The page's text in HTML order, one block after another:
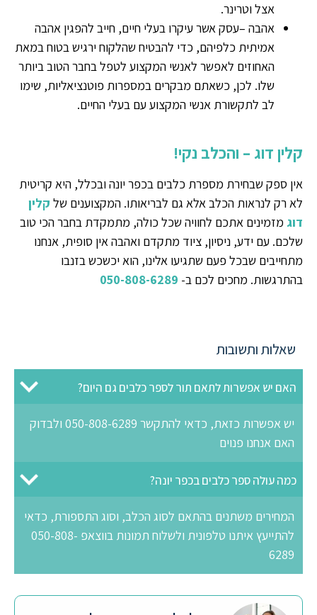
אצל וטרינר.
אהבה –עסק אשר עיקרו בעלי חיים, חייב להפגין אהבה
אמיתית כלפיהם, כדי להבטיח שהלקוח ירגיש בטוח במאת
האחוזים לאפשר לאנשי המקצוע לטפל בחבר הטוב ביותר
שלו. לכן, כשאתם מבקרים במספרות פוטנציאליות, שימו
לב לתקשורת אנשי המקצוע עם בעלי החיים.
קלין דוג – והכלב נקי!
אין ספק שבחירת מספרת כלבים בכפר יונה ובכלל, היא קריטית
לא רק לנראות הכלב אלא גם לבריאותו. המקצוענים של קלין
דוג מזמינים אתכם לחוויה שכל כולה, מתמקדת בחבר הכי טוב
שלכם. עם ידע, ניסיון, ציוד מתקדם ואהבה אין סופית, אנחנו
מתחייבים שבכל פעם שתגיעו אלינו, הוא יכשכש בזנבו
בהתרגשות. מחכים לכם ב- 050-808-6289
שאלות ותשובות
האם יש אפשרות לתאם תור לספר כלבים גם היום?
יש אפשרות כזאת, כדאי להתקשר 050-808-6289 ולבדוק
האם אנחנו פנוים
כמה עולה ספר כלבים בכפר יונה?
המחירים משתנים בהתאם לסוג הכלב, וסוג התספורת, כדאי
להתייעץ איתנו טלפונית ולשלוח תמונות בווצאפ 050-808-
6289